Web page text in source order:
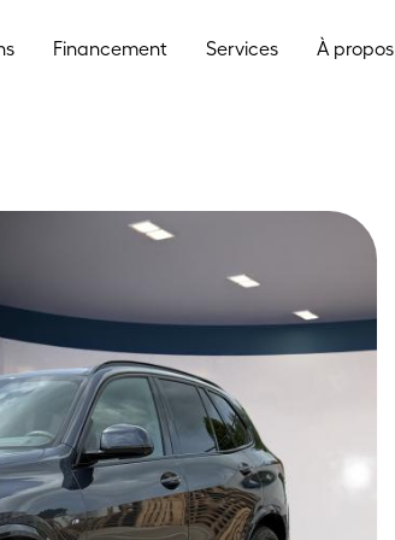
Financement Services À propos